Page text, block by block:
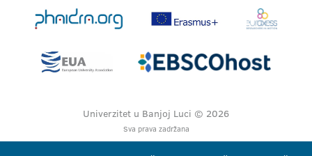
Univerzitet u Banjoj Luci © 2026
Sva prava zadržana